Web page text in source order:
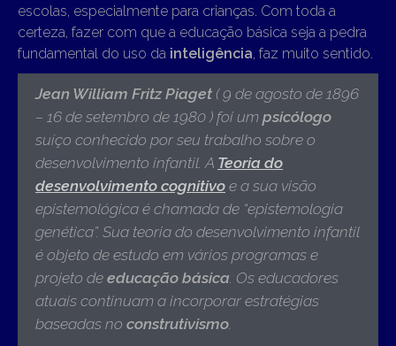
escolas, especialmente para crianças. Com toda a
certeza, fazer com que a educação básica seja a pedra
fundamental do uso da inteligência, faz muito sentido.
Jean William Fritz Piaget ( 9 de agosto de 1896
– 16 de setembro de 1980 ) foi um psicólogo
suíço conhecido por seu trabalho sobre o
desenvolvimento infantil. A Teoria do
desenvolvimento cognitivo e a sua visão
epistemológica é chamada de “epistemologia
genética”. Sua teoria do desenvolvimento infantil
é objeto de estudo em vários programas e
projeto de educação básica. Os educadores
atuais continuam a incorporar estratégias
baseadas no construtivismo.